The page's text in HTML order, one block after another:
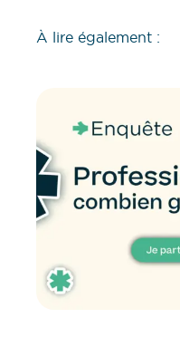
À lire également :